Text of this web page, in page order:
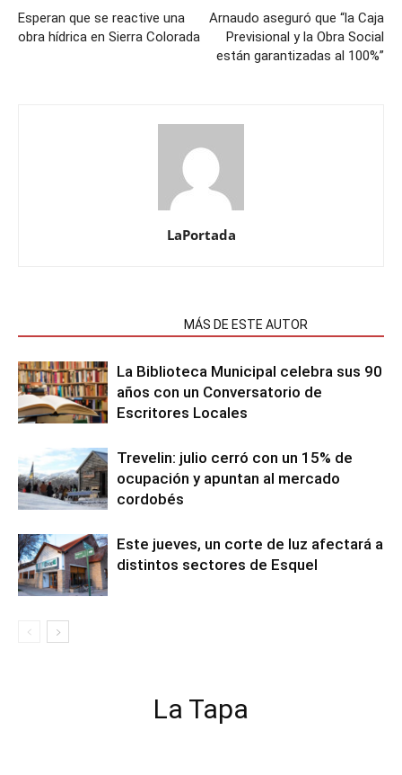
Esperan que se reactive una
obra hídrica en Sierra Colorada
Arnaudo aseguró que “la Caja
Previsional y la Obra Social
están garantizadas al 100%”
LaPortada
MÁS DE ESTE AUTOR
La Biblioteca Municipal celebra sus 90
años con un Conversatorio de
Escritores Locales
Trevelin: julio cerró con un 15% de
ocupación y apuntan al mercado
cordobés
Este jueves, un corte de luz afectará a
distintos sectores de Esquel
La Tapa